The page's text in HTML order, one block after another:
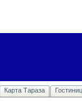
Карта Тараза